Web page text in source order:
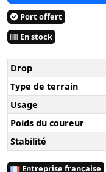
Port offert
En stock
Drop
Type de terrain
Usage
Poids du coureur
Stabilité
Entreprise française